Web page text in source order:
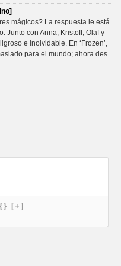
mágicos? La respuesta le está
Junto con Anna, Kristoff, Olaf y
e inolvidable. En ‘Frozen’,
para el mundo; ahora des
{} [+]